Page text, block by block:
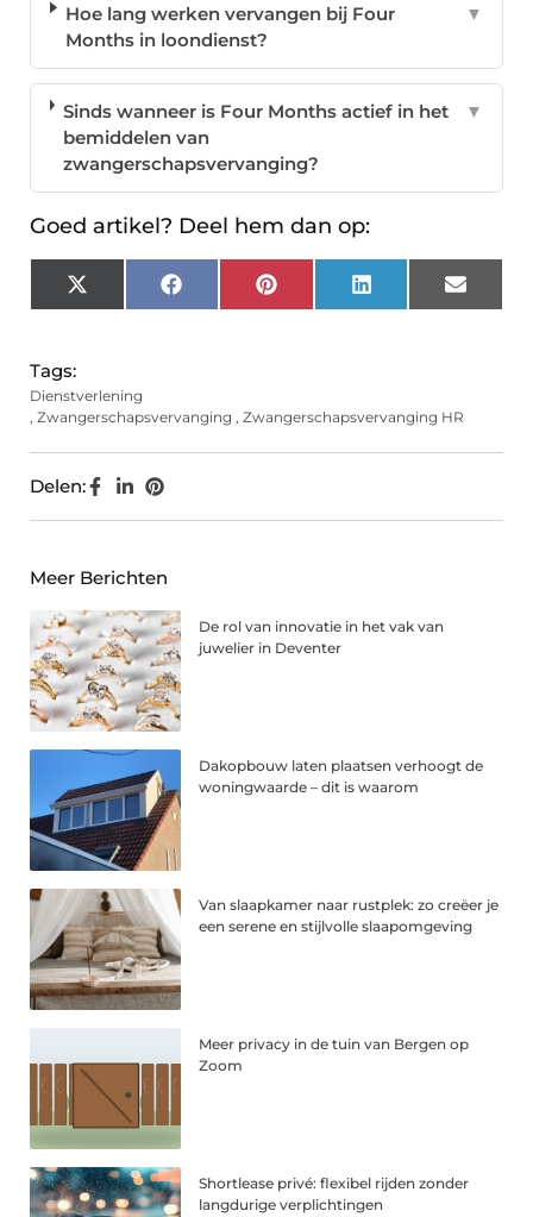
Hoe lang werken vervangen bij Four
Months in loondienst?
▼
Sinds wanneer is Four Months actief in het
bemiddelen van
zwangerschapsvervanging?
▼
Goed artikel? Deel hem dan op:
X
(Twitter)
FacebookPinterest LinkedIn Email
Tags:
Dienstverlening
, Zwangerschapsvervanging , Zwangerschapsvervanging HR
Delen:
Meer Berichten
De rol van innovatie in het vak van
juwelier in Deventer
Dakopbouw laten plaatsen verhoogt de
woningwaarde – dit is waarom
Van slaapkamer naar rustplek: zo creëer je
een serene en stijlvolle slaapomgeving
Meer privacy in de tuin van Bergen op
Zoom
Shortlease privé: flexibel rijden zonder
langdurige verplichtingen